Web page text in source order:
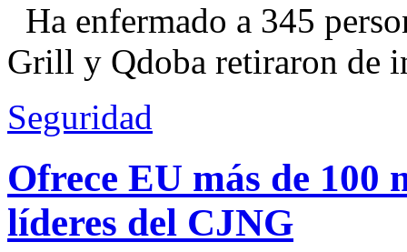
Ha enfermado a 345
Grill y Qdoba retiraron de
Seguridad
Ofrece EU más de 100
líderes del CJNG